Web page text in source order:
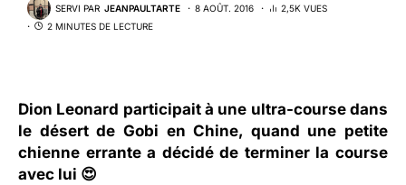
SERVI PAR JEANPAULTARTE 8 AOÛT. 2016
2,5K VUES
2 MINUTES DE LECTURE
Dion Leonard participait à une ultra-course dans
le désert de Gobi en Chine, quand une petite
chienne errante a décidé de terminer la course
avec lui 😍